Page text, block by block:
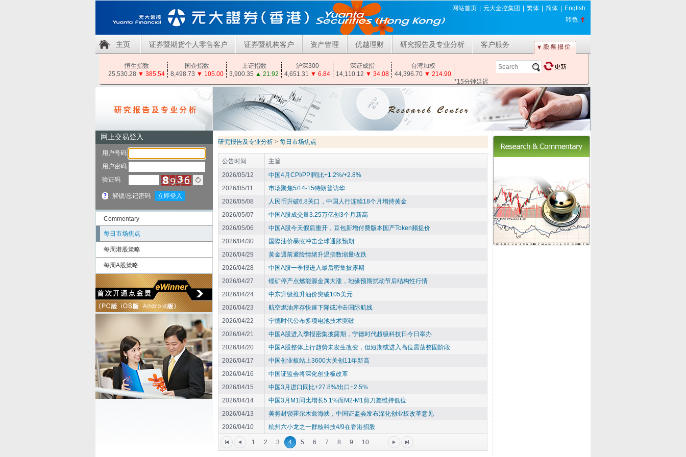
网站首页 元大金控集团 繁体 简体
English
转色
主页 证券暨期货个人零售客户 证券暨机构客户 资产管理 优越理财 研究报告及专业分析 客户服务
恒生指数 国企指数 上证指数 沪深300 深证成指
台湾加权
25,530.28 ▼ 385.54 8,498.73 ▼ 105.00 3,900.35 ▲ 21.92 4,651.31 ▼ 6.84 14,110.12 ▼ 34.08 44,396.70 ▼ 214.90
*15分钟延迟
Commentary
每日市场焦点
每周港股策略
每周A股策略
研究报告及专业分析 > 每日市场焦点
公告时间
主旨
2026/05/12
中国4月CPI/PPI同比+1.2%/+2.8%
2026/05/11
市场聚焦5/14-15特朗普访华
2026/05/08
人民币升破6.8关口，中国人行连续18个月增持黄金
2026/05/07
中国A股成交量3.25万亿创3个月新高
2026/05/06
中国A股今天假后重开，豆包新增付费版本国产Token频提价
2026/04/30
国際油价暴涨冲击全球通胀预期
2026/04/29
黃金週前避险情绪升温指数缩量收跌
2026/04/28
中国A股一季报进入最后密集披露期
2026/04/27
锂矿停产点燃能源金属大涨，地缘预期扰动节后结构性行情
2026/04/24
中东升级推升油价突破105美元
2026/04/23
航空燃油库存快速下降或冲击国际航线
2026/04/22
宁德时代公布多项电池技术突破
2026/04/21
中国A股进入季报密集披露期，宁德时代超级科技日今日举办
2026/04/20
中国A股整体上行趋势未发生改变，但短期或进入高位震荡整固阶段
2026/04/17
中国创业板站上3600大关创11年新高
2026/04/16
中国证监会将深化创业板改革
2026/04/15
中国3月进口同比+27.8%/出口+2.5%
2026/04/14
中国3月M1同比增长5.1%而M2-M1剪刀差维持低位
2026/04/13
美将封锁霍尔木兹海峡，中国证监会发布深化创业板改革意见
2026/04/10
杭州六小龙之一群核科技4/9在香港招股
1 2 3 4 5 6 7 8 9 10 ...